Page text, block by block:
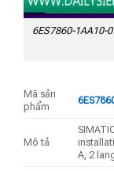
6ES7860-1AA10-
Mã sản
phẩm
Mô tả
A, 2